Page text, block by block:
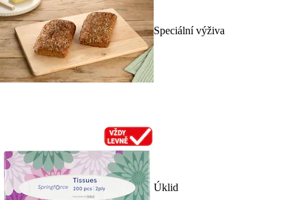
Speciální výživa
Úklid